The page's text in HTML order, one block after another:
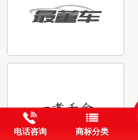
电话咨询 商标分类